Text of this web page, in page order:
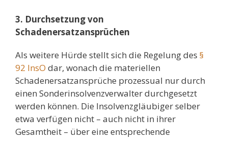
3. Durchsetzung von
Schadenersatzansprüchen
Als weitere Hürde stellt sich die Regelung des §
92 InsO dar, wonach die materiellen
Schadenersatzansprüche prozessual nur durch
einen Sonderinsolvenzverwalter durchgesetzt
werden können. Die Insolvenzgläubiger selber
etwa verfügen nicht – auch nicht in ihrer
Gesamtheit – über eine entsprechende